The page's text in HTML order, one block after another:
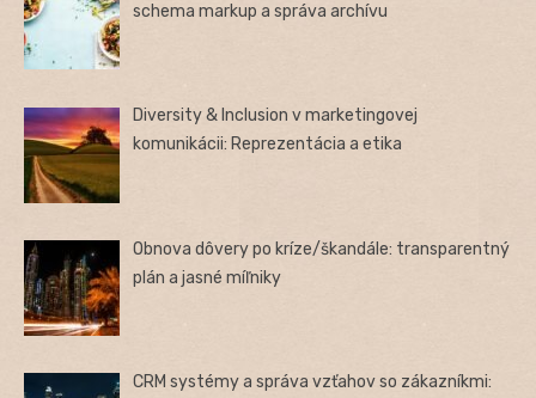
schema markup a správa archívu
Diversity & Inclusion v marketingovej
komunikácii: Reprezentácia a etika
Obnova dôvery po kríze/škandále: transparentný
plán a jasné míľniky
CRM systémy a správa vzťahov so zákazníkmi: